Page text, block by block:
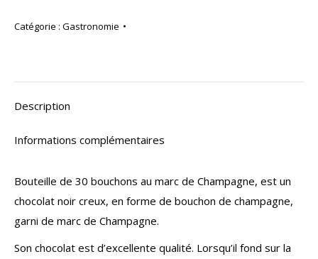
Hubert
de
Catégorie : Gastronomie
Description
Informations complémentaires
Bouteille de 30 bouchons au marc de Champagne, est un
chocolat noir creux, en forme de bouchon de champagne,
garni de marc de Champagne.
Son chocolat est d’excellente qualité. Lorsqu’il fond sur la